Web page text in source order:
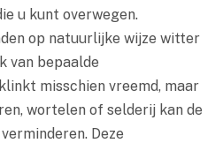
u kunt overwegen.
op natuurlijke wijze witter
van bepaalde
misschien vreemd, maar
wortelen of selderij kan de
Deze